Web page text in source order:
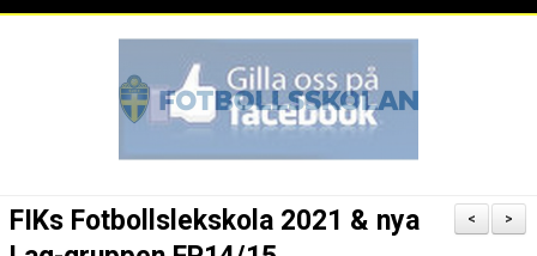
INTERKAPTEN
>
<
FIKs Fotbollslekskola 2021 & nya